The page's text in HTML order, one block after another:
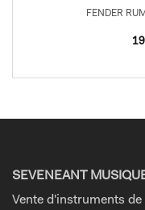
FENDER
SEVENEANT
Vente d'instruments